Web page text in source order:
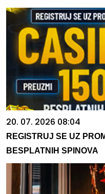
20. 07. 2026 08:04
REGISTRUJ SE UZ
BESPLATNIH SPINOVA